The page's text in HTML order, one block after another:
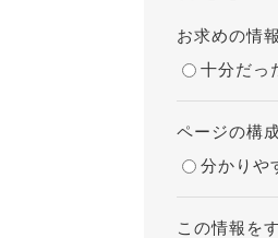
お求めの情
十分だっ
ページの構
分かりや
この情報を